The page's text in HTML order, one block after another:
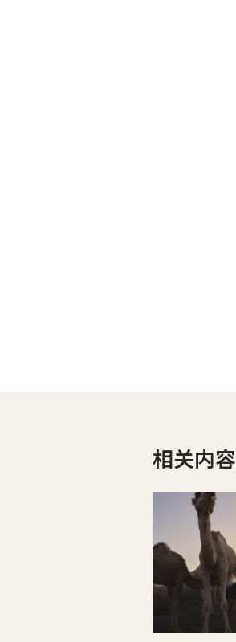
相关内容